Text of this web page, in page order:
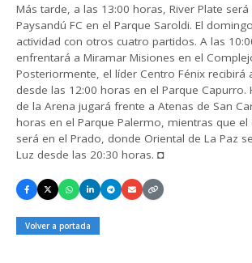
Más tarde, a las 13:00 horas, River Plate
Paysandú FC en el Parque Saroldi. El
actividad con otros cuatro partidos. A las
enfrentará a Miramar Misiones en el
Posteriormente, el líder Centro Fénix recibirá
desde las 12:00 horas en el Parque Capurro.
de la Arena jugará frente a Atenas de San
horas en el Parque Palermo, mientras que el
será en el Prado, donde Oriental de La Paz
Luz desde las 20:30 horas. ◘
Volver a portada